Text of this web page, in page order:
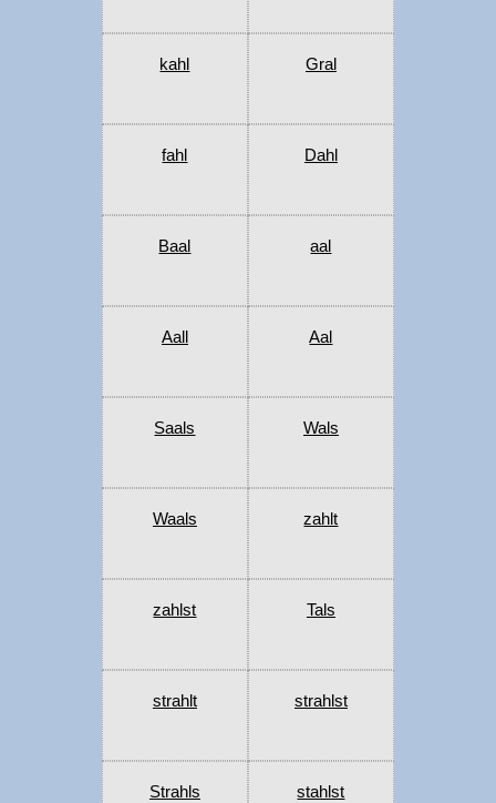
kahl Gral
fahl Dahl
Baal aal
Aall Aal
Saals Wals
Waals zahlt
zahlst Tals
strahlt strahlst
Strahls stahlst